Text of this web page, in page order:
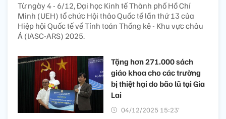
Từ ngày 4 - 6/12, Đại học Kinh tế Thành phố Hồ Chí
Minh (UEH) tổ chức Hội thảo Quốc tế lần thứ 13 của
Hiệp hội Quốc tế về Tính toán Thống kê - Khu vực châu
Á (IASC-ARS) 2025.
Tặng hơn 271.000 sách
giáo khoa cho các trường
bị thiệt hại do bão lũ tại Gia
Lai
04/12/2025 15:23’